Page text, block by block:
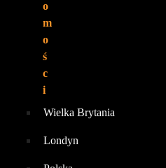
o
m
o
ś
c
i
Wielka Brytania
Londyn